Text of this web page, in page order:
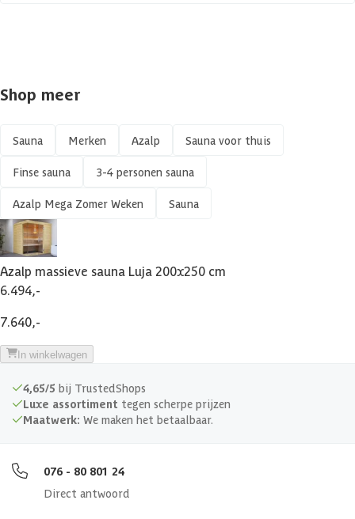
Shop meer
Sauna Merken Azalp Sauna voor thuis
Finse sauna 3-4 personen sauna
Azalp Mega Zomer Weken Sauna
Azalp massieve sauna Luja 200x250 cm
6.494,-
7.640,-
In winkelwagen
4,65/5 bij TrustedShops
Luxe assortiment tegen scherpe prijzen
Maatwerk: We maken het betaalbaar.
076 - 80 801 24
Direct antwoord